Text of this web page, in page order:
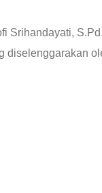
Srihandayati,
diselenggarakan